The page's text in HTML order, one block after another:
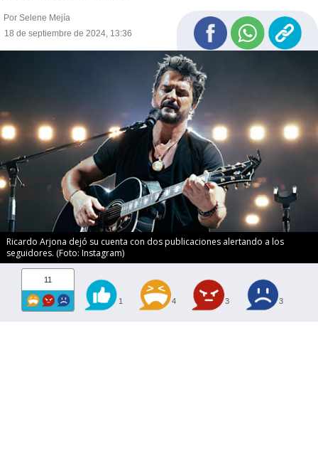
Por Selene Mejía
18 de septiembre de 2024, 13:36
Ricardo Arjona dejó su cuenta con dos publicaciones alertando a los
seguidores. (Foto: Instagram)
11
1 4 3 3